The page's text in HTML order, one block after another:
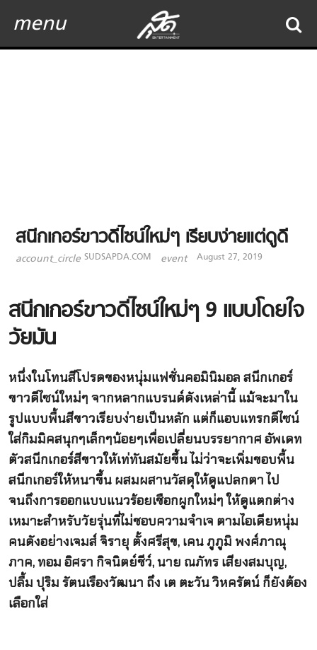
menu
สนีกเกอร์ขาวดีไซน์ใหม่ๆ เรียบง่ายแต่ดูดี
account_circle SUDSAPDA.COM event August 27, 2019
สนีกเกอร์ขาวดีไซน์ใหม่ๆ 9 แบบโดยใจ
วัยมัน
หนึ่งในโทนสีโปรดของหนุ่มแฟชั่นคอมินิมอล สนีกเกอร์
ขาวดีไซน์ใหม่ๆ จากหลากแบรนด์ดังเหล่านี้ แม้จะมาใน
รูปแบบพื้นสีขาวเรียบง่ายเป็นหลัก แต่ก็แอบแทรกดีไซน์
ใส่กิมมิคสนุกๆเล็กๆน้อยๆเพื่อเปลี่ยนบรรยากาศ อัพเดท
ตัวสนีกเกอร์สีขาวให้เท่ทันสมัยขึ้น ไม่ว่าจะเพิ่มขอบพื้น
สนีกเกอร์ให้หนาขึ้น ผสมผสานวัสดุให้ดูแปลกตา ไป
จนถึงการออกแบบแนวร้อยเชือกผูกใหม่ๆ ให้ดูแตกต่าง
เหมาะสำหรับวัยรุ่นที่ไม่ชอบความจำเจ ตามไอเดียหนุ่ม
คนดังอย่างเจมส์ จิรายุ ตั้งศรีสุข, เคน ภูภูมิ พงศ์ภาณุ
ภาค, ทอม อิศรา กิจนิตย์ชีว์, นาย ณภัทร เสียงสมบุญ,
ปลื้ม ปุริม รัตนเรืองวัฒนา ถึง เต ตะวัน วิหครัตน์ ก็ยังต้อง
เลือกใส่